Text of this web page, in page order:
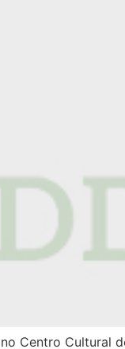
Centro Cultural